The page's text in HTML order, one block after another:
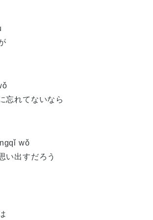
忘れてないなら
wǒ
い出すだろう